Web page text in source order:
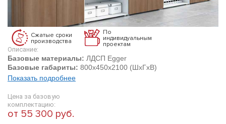
Сжатые сроки
производства
По
индивидуальным
проектам
Описание:
Базовые материалы: ЛДСП Egger
Базовые габариты: 800х450х2100 (ШхГхВ)
Показать подробнее
Цена за базовую
комплектацию:
от 55 300 руб.